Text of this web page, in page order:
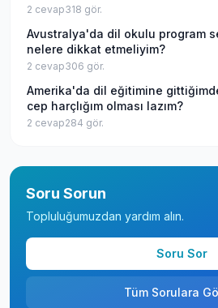
2 cevap318 gör.
Avustralya'da dil okulu program
nelere dikkat etmeliyim?
2 cevap306 gör.
Amerika'da dil eğitimine
cep harçlığım olması lazım?
2 cevap284 gör.
Soru Sorun
Topluluğumuzdan yardım alın.
Soru Sor
Tüm Sorulara